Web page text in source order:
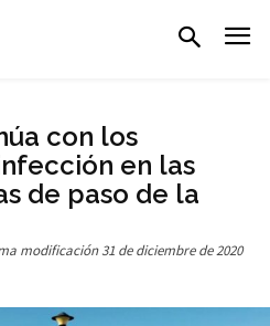
con los
en las
de paso de la
modificación 31 de diciembre de 2020